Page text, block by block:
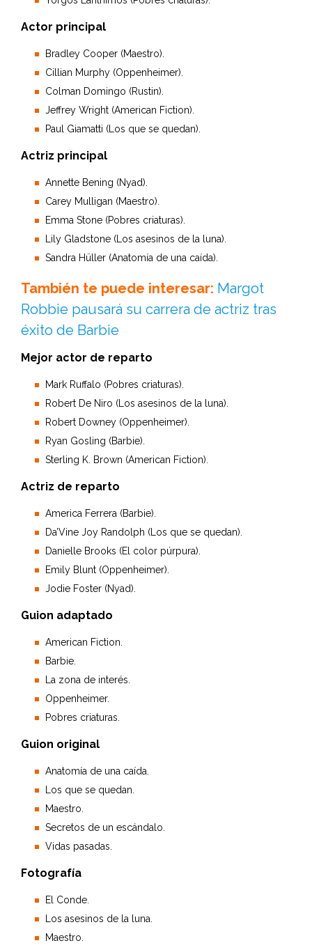
Actor principal
Bradley Cooper (Maestro).
Cillian Murphy (Oppenheimer).
Colman Domingo (Rustin).
Jeffrey Wright (American Fiction).
Paul Giamatti (Los que se quedan).
Actriz principal
Annette Bening (Nyad).
Carey Mulligan (Maestro).
Emma Stone (Pobres criaturas).
Lily Gladstone (Los asesinos de la luna).
Sandra Hüller (Anatomía de una caída).
También te puede interesar: Margot
Robbie pausará su carrera de actriz tras
éxito de Barbie
Mejor actor de reparto
Mark Ruffalo (Pobres criaturas).
Robert De Niro (Los asesinos de la luna).
Robert Downey (Oppenheimer).
Ryan Gosling (Barbie).
Sterling K. Brown (American Fiction).
Actriz de reparto
America Ferrera (Barbie).
Da’Vine Joy Randolph (Los que se quedan).
Danielle Brooks (El color púrpura).
Emily Blunt (Oppenheimer).
Jodie Foster (Nyad).
Guion adaptado
American Fiction.
Barbie.
La zona de interés.
Oppenheimer.
Pobres criaturas.
Guion original
Anatomía de una caída.
Los que se quedan.
Maestro.
Secretos de un escándalo.
Vidas pasadas.
Fotografía
El Conde.
Los asesinos de la luna.
Maestro.